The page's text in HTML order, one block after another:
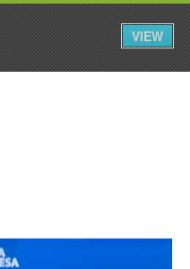
Assine Iniciar Sessão
VIEW